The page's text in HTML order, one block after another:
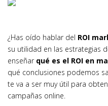
¿Has oído hablar del ROI
su utilidad en las estrategias
enseñar qué es el ROI en
qué conclusiones podemos
te va a ser muy útil para
campañas online.